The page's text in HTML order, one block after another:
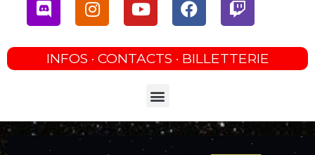
INFOS · CONTACTS · BILLETTERIE
Menu